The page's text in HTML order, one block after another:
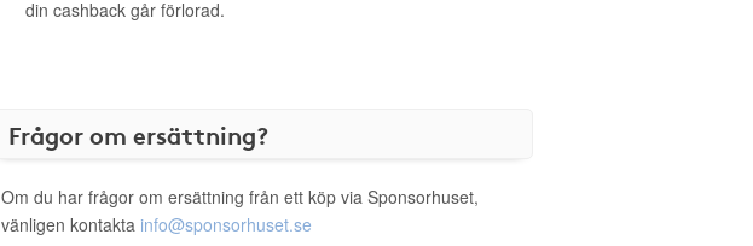
din cashback går förlorad.
Frågor om ersättning?
Om du har frågor om ersättning från ett köp via Sponsorhuset,
vänligen kontakta info@sponsorhuset.se